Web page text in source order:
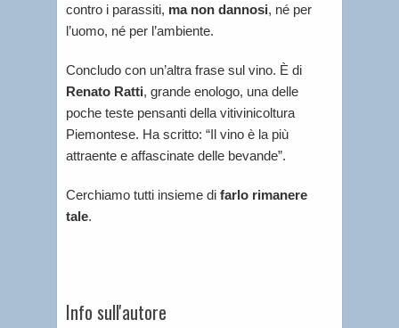
contro i parassiti, ma non dannosi, né per
l’uomo, né per l’ambiente.
Concludo con un’altra frase sul vino. È di
Renato Ratti, grande enologo, una delle
poche teste pensanti della vitivinicoltura
Piemontese. Ha scritto: “Il vino è la più
attraente e affascinate delle bevande”.
Cerchiamo tutti insieme di farlo rimanere
tale.
Info sull'autore